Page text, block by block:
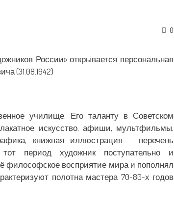
0
России» открывается персональная
(31.08.1942)
училище. Его таланту в Советском
искусство, афиши, мультфильмы,
книжная иллюстрация – перечень
период художник поступательно и
философское восприятие мира и пополнял
полотна мастера 70-80-х годов